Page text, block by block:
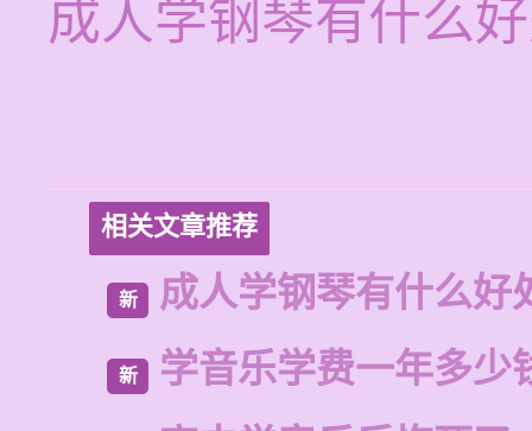
成人学钢琴有什么
相关文章推荐
新 成人学钢琴有什么好
新
学音乐学费一年多少